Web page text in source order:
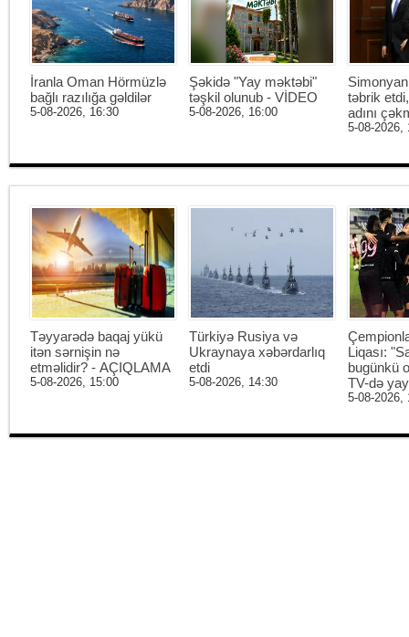
İranla Oman Hörmüzlə
bağlı razılığa gəldilər
5-08-2026, 16:30
Şəkidə "Yay məktəbi"
təşkil olunub - VİDEO
5-08-2026, 16:00
təbrik
adını
5-08-2026,
Təyyarədə baqaj yükü
itən sərnişin nə
etməlidir? - AÇIQLAMA
5-08-2026, 15:00
Türkiyə Rusiya və
Ukraynaya xəbərdarlıq
etdi
5-08-2026, 14:30
Liqası:
bugünkü
TV-də
5-08-2026,